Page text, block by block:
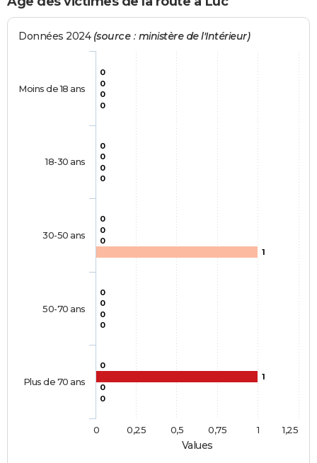
Values
Données 2024 (source : ministère de l'Intérieur)
0
0
0
0
0
0
0
0
0
1
0
0
0
0
0
0
0
1
0
0
Moins de 18 ans
18-30 ans
30-50 ans
50-70 ans
Plus de 70 ans
0 1
0,25 0,5 0,75 1,25